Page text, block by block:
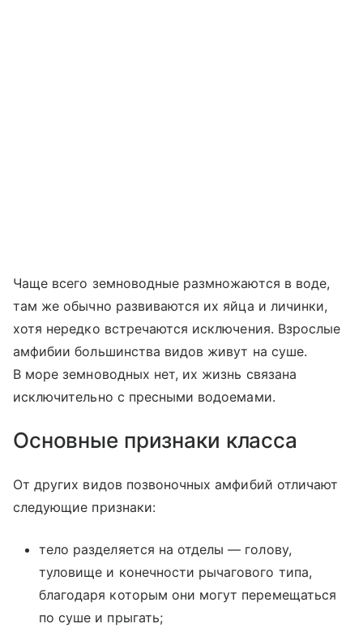
Чаще всего земноводные размножаются в воде,
там же обычно развиваются их яйца и личинки,
хотя нередко встречаются исключения. Взрослые
амфибии большинства видов живут на суше.
В море земноводных нет, их жизнь связана
исключительно с пресными водоемами.
Основные признаки класса
От других видов позвоночных амфибий отличают
следующие признаки:
тело разделяется на отделы — голову,
туловище и конечности рычагового типа,
благодаря которым они могут перемещаться
по суше и прыгать;